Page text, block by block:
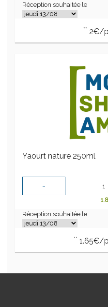
Réception souhaitée le
** 2€/
Yaourt nature 250ml
- 1
Réception souhaitée le
** 1.65€/